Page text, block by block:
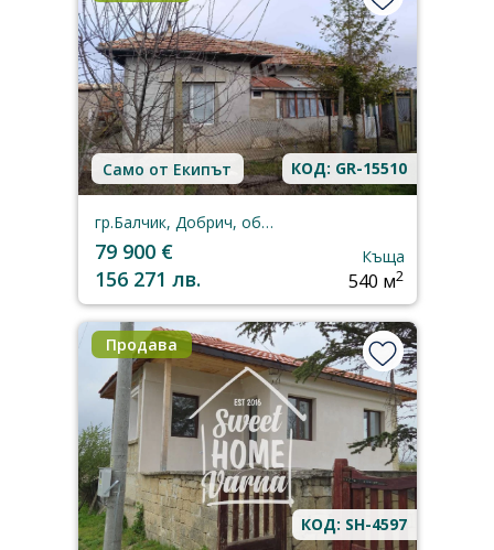
Само от Екипът КОД: GR-15510
гр.Балчик, Добрич, област
79 900 €
156 271 лв.
Къща
540 м2
Продава
КОД: SH-4597